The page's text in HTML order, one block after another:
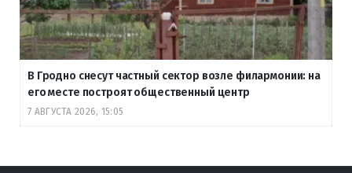
В Гродно снесут частный сектор возле филармонии: на
его месте построят общественный центр
7 АВГУСТА 2026, 15:05